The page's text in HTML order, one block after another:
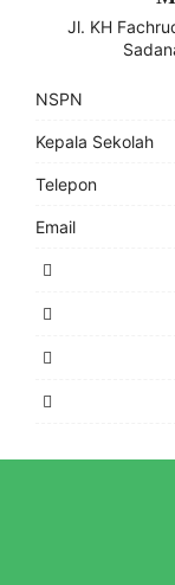
Jl. KH
NSPN
Kepala Sekolah
Telepon
Email